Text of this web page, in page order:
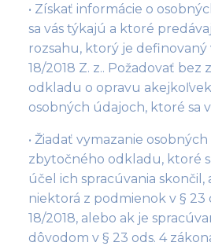
• Získať informácie o
sa vás týkajú a ktoré
rozsahu, ktorý je definovaný
18/2018 Z. z.. Požadovať bez
odkladu o opravu
osobných údajoch, ktoré sa
• Žiadať vymazanie
zbytočného odkladu, ktoré
účel ich spracúvania skončil,
niektorá z podmienok v § 23
18/2018, alebo ak je
dôvodom v § 23 ods. 4